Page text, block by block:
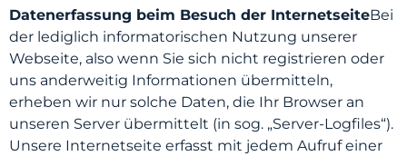
Datenerfassung beim Besuch der InternetseiteBei
der lediglich informatorischen Nutzung unserer
Webseite, also wenn Sie sich nicht registrieren oder
uns anderweitig Informationen übermitteln,
erheben wir nur solche Daten, die Ihr Browser an
unseren Server übermittelt (in sog. „Server-Logfiles“).
Unsere Internetseite erfasst mit jedem Aufruf einer